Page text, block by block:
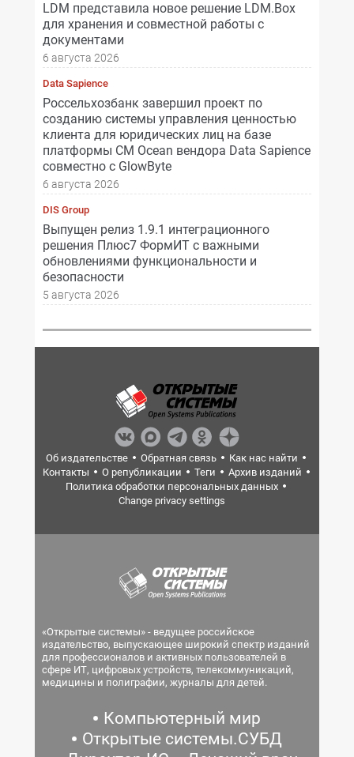
LDM представила новое решение LDM.Box
для хранения и совместной работы с
документами
6 августа 2026
Data Sapience
Россельхозбанк завершил проект по
созданию системы управления ценностью
клиента для юридических лиц на базе
платформы CM Ocean вендора Data Sapience
совместно с GlowByte
6 августа 2026
DIS Group
Выпущен релиз 1.9.1 интеграционного
решения Плюс7 ФормИТ с важными
обновлениями функциональности и
безопасности
5 августа 2026
Об издательстве Обратная связь
Как нас найти
Контакты
О републикации Теги
Архив изданий
Политика обработки персональных данных
Change privacy settings
«Открытые системы» - ведущее российское
издательство, выпускающее широкий спектр изданий
для профессионалов и активных пользователей в
сфере ИТ, цифровых устройств, телекоммуникаций,
медицины и полиграфии, журналы для детей.
Компьютерный мир
Открытые системы.СУБД